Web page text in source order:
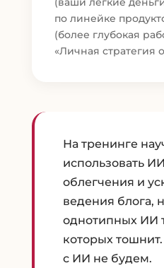
по линейке
(более глубокая
«Личная стратегия
На тренинге
использовать
облегчения и
ведения блога,
однотипных ИИ
которых
с ИИ не будем.